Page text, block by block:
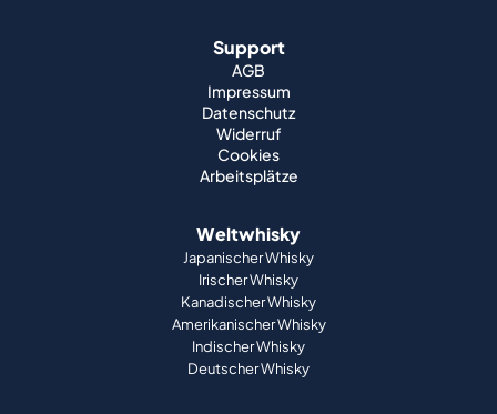
Support
AGB
Impressum
Datenschutz
Widerruf
Cookies
Arbeitsplätze
Weltwhisky
Japanischer Whisky
Irischer Whisky
Kanadischer Whisky
Amerikanischer Whisky
Indischer Whisky
Deutscher Whisky